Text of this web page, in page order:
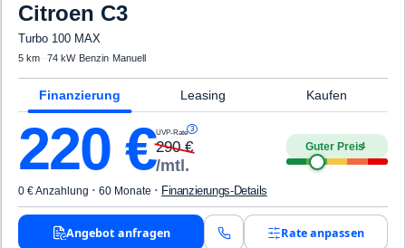
Citroen C3
Turbo 100 MAX
5 km· ·74 kW· Benzin· Manuell
Finanzierung Leasing Kaufen
220 €UVP-Rate 3
290€
/mtl.
Guter Preis4
0 € Anzahlung · 60 Monate · Finanzierungs-Details
Angebot anfragen Rate anpassen